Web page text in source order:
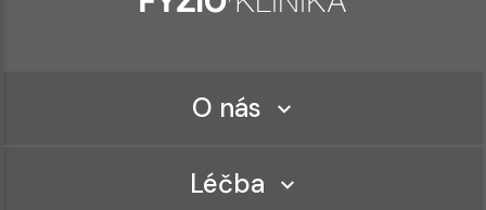
O nás
Léčba